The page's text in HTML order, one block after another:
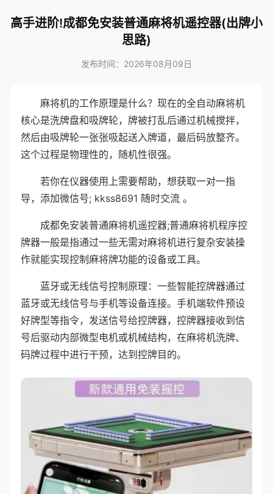
高手进阶!成都免安装普通麻将机遥控器(出牌小
思路)
发布时间：2026年08月09日
麻将机的工作原理是什么？现在的全自动麻将机
核心是洗牌盘和吸牌轮，牌被打乱后通过机械搅拌，
然后由吸牌轮一张张吸起送入牌道，最后码放整齐。
这个过程是物理性的，随机性很强。
若你在仪器使用上需要帮助，想获取一对一指
导，添加微信号; kkss8691 随时交流 。
成都免安装普通麻将机遥控器;普通麻将机程序控
牌器一般是指通过一些无需对麻将机进行复杂安装操
作就能实现控制麻将牌功能的设备或工具。
蓝牙或无线信号控制原理：一些智能控牌器通过
蓝牙或无线信号与手机等设备连接。手机端软件预设
好牌型等指令，发送信号给控牌器，控牌器接收到信
号后驱动内部微型电机或机械结构，在麻将机洗牌、
码牌过程中进行干预，达到控牌目的。